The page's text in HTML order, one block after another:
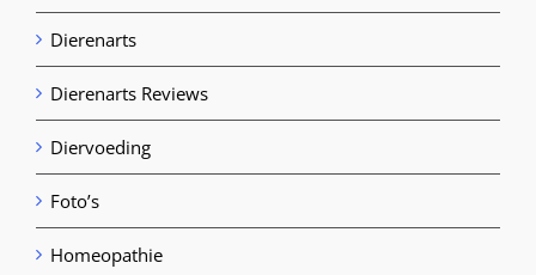
Dierenarts
Dierenarts Reviews
Diervoeding
Foto’s
Homeopathie